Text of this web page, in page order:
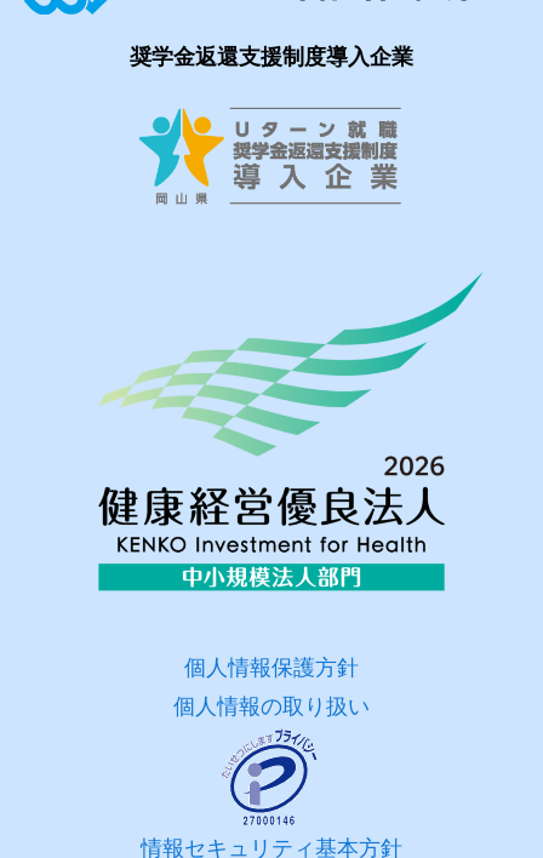
奨学金返還支援制度導入企業
個人情報保護方針
個人情報の取り扱い
情報セキュリティ基本方針